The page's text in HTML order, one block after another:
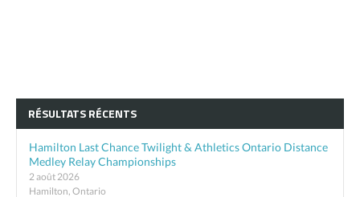
RÉSULTATS RÉCENTS
Hamilton Last Chance Twilight & Athletics Ontario Distance
Medley Relay Championships
2 août 2026
Hamilton, Ontario